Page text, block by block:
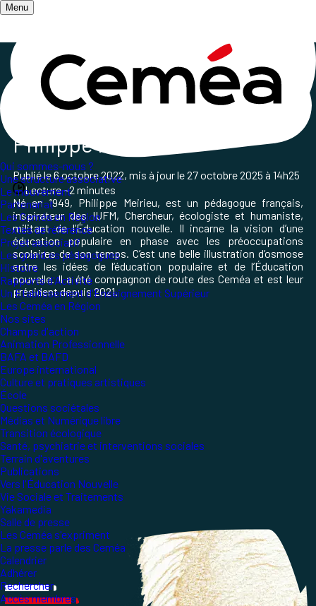
Menu
Qui sommes-nous ?
Une structure associative
Le mouvement
Partenariat
Les Ceméa en Région
Textes de référence
Projet associatif
Les grand.es pédagogues
Histoire
Rapports d'Activité
Un Etablissement d'Enseignement Supérieur
Les Ceméa en Région
Nos sites
Champs d'action
Animation Professionnelle
BAFA et BAFD
Europe international
Culture et pratiques artistiques
École
Questions sociétales
Médias et Numérique libre
Transition écologique
Santé, psychiatrie et interventions sociales
Terrain d'aventures
Publications
Vers l'Éducation Nouvelle
Vie Sociale et Traitements
Yakamedia
Salle de presse
Les Ceméa s'expriment
La presse parle des Ceméa
Calendrier
Adhérer
Rechercher
Accès membres
Accueil/
Qui sommes-nous ?
Les grands et grandes pédagogues
Les Grand·es pédagogues
Philippe Meirieu
Publié le6 octobre 2022, mis à jour le27 octobre 2025 à 14h25
Lecture ~2 minutes
Né en 1949, Philippe Meirieu, est un pédagogue français,
inspirateur des IUFM, Chercheur, écologiste et humaniste,
militant de l’Éducation nouvelle. Il incarne la vision d’une
éducation populaire en phase avec les préoccupations
scolaires de son temps. C’est une belle illustration d’osmose
entre les idées de l’éducation populaire et de l’Éducation
nouvelle. Il a été compagnon de route des Ceméa et est leur
président depuis 2021.